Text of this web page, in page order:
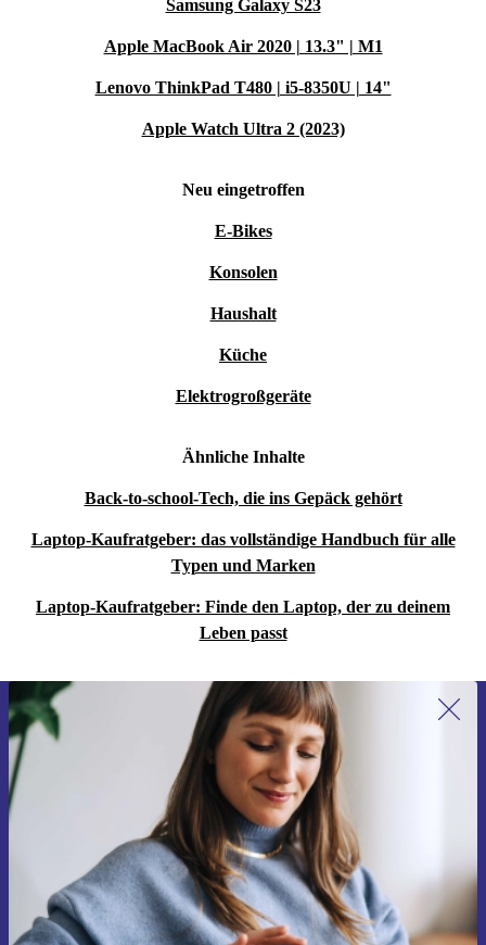
Samsung Galaxy S23
Apple MacBook Air 2020 | 13.3" | M1
Lenovo ThinkPad T480 | i5-8350U | 14"
Apple Watch Ultra 2 (2023)
Neu eingetroffen
E-Bikes
Konsolen
Haushalt
Küche
Elektrogroßgeräte
Ähnliche Inhalte
Back-to-school-Tech, die ins Gepäck gehört
Laptop-Kaufratgeber: das vollständige Handbuch für alle
Typen und Marken
Laptop-Kaufratgeber: Finde den Laptop, der zu deinem
Leben passt
Erstmals zum Newsletter anmelden,
15 € sparen!
Verpasse kein Angebot mehr.
Gutschein anfordern
Informationen über die Verwendung personenbezogener Daten findest